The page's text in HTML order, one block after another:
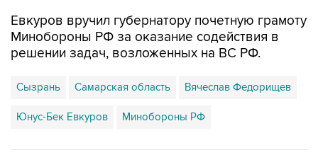
Евкуров вручил губернатору почетную грамоту
Минобороны РФ за оказание содействия в
решении задач, возложенных на ВС РФ.
Сызрань Самарская область Вячеслав Федорищев
Юнус-Бек Евкуров Минобороны РФ